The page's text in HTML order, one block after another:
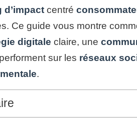
d’impact centré
Ce guide vous montre
digitale claire, une
sur les réseaux
.